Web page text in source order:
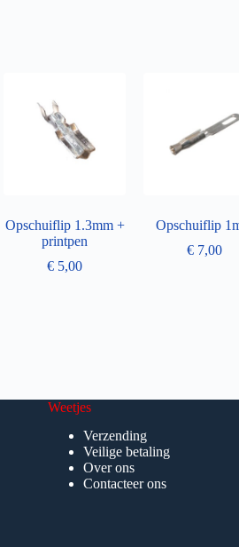
Opschuiflip 1.3mm +
printpen
€ 5,00
Opschuiflip
€ 7,00
Weetjes
Verzending
Veilige betaling
Over ons
Contacteer ons